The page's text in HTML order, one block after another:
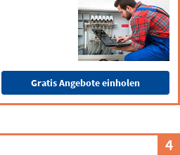
Gratis Angebote einholen
4